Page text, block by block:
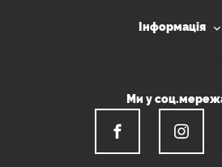
Інформація
Ми у